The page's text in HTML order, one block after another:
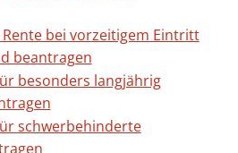
bei vorzeitigem Eintritt
beantragen
besonders langjährig
schwerbehinderte